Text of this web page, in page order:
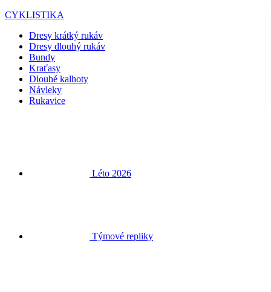
CYKLISTIKA
Dresy krátký rukáv
Dresy dlouhý rukáv
Bundy
Kraťasy
Dlouhé kalhoty
Návleky
Rukavice